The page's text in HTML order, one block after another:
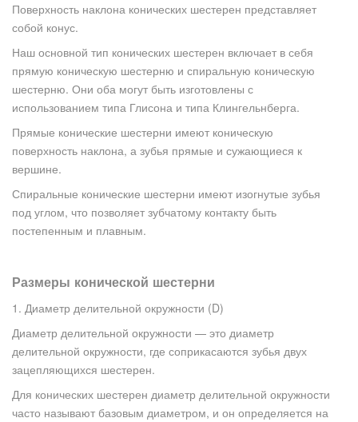
Поверхность наклона конических шестерен представляет
собой конус.
Наш основной тип конических шестерен включает в себя
прямую коническую шестерню и спиральную коническую
шестерню. Они оба могут быть изготовлены с
использованием типа Глисона и типа Клингельнберга.
Прямые конические шестерни имеют коническую
поверхность наклона, а зубья прямые и сужающиеся к
вершине.
Спиральные конические шестерни имеют изогнутые зубья
под углом, что позволяет зубчатому контакту быть
постепенным и плавным.
Размеры конической шестерни
1. Диаметр делительной окружности (D)
Диаметр делительной окружности — это диаметр
делительной окружности, где соприкасаются зубья двух
зацепляющихся шестерен.
Для конических шестерен диаметр делительной окружности
часто называют базовым диаметром, и он определяется на